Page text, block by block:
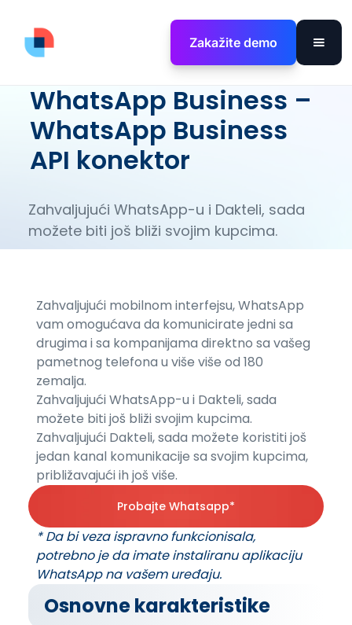
Zakažite demo
WhatsApp Business –
WhatsApp Business
API konektor
Zahvaljujući WhatsApp-u i Dakteli, sada
možete biti još bliži svojim kupcima.
Zahvaljujući mobilnom interfejsu, WhatsApp
vam omogućava da komunicirate jedni sa
drugima i sa kompanijama direktno sa vašeg
pametnog telefona u više više od 180
zemalja.
Zahvaljujući WhatsApp-u i Dakteli, sada
možete biti još bliži svojim kupcima.
Zahvaljujući Dakteli, sada možete koristiti još
jedan kanal komunikacije sa svojim kupcima,
približavajući ih još više.
Probajte Whatsapp*
* Da bi veza ispravno funkcionisala,
potrebno je da imate instaliranu aplikaciju
WhatsApp na vašem uređaju.
Osnovne karakteristike